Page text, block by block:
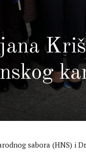
sabora (HNS) i